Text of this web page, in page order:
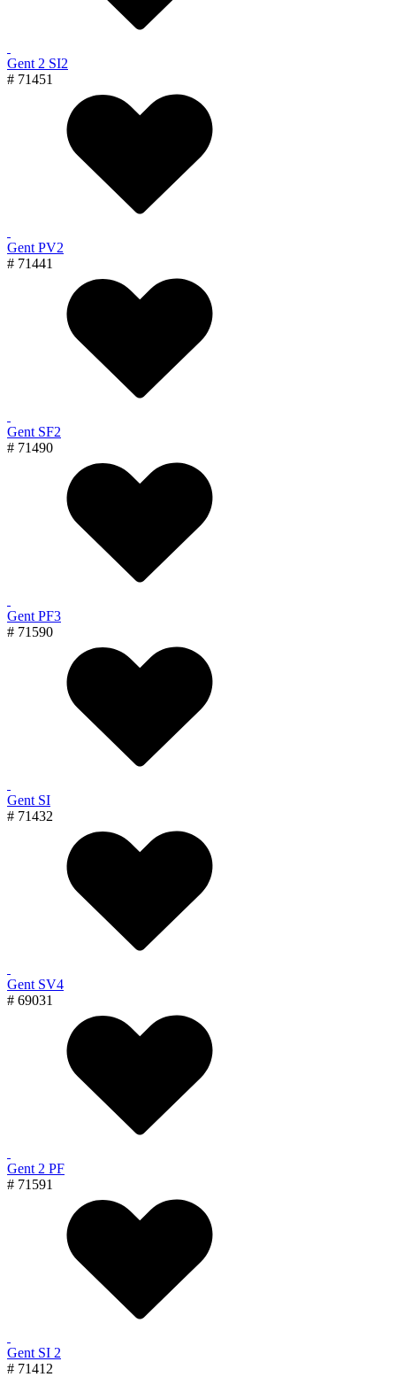
Gent 2 SI2
# 71451
Gent PV2
# 71441
Gent SF2
# 71490
Gent PF3
# 71590
Gent SI
# 71432
Gent SV4
# 69031
Gent 2 PF
# 71591
Gent SI 2
# 71412